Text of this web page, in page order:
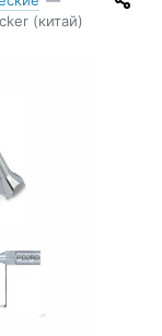
(китай)